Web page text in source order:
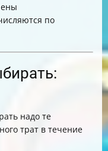
по
надо те
трат в течение